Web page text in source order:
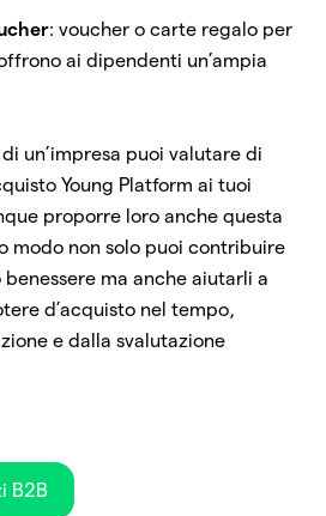
: voucher o carte regalo per
ai dipendenti un’ampia
un’impresa puoi valutare di
Young Platform ai tuoi
proporre loro anche questa
modo non solo puoi contribuire
ma anche aiutarli a
d’acquisto nel tempo,
e dalla svalutazione
B2B